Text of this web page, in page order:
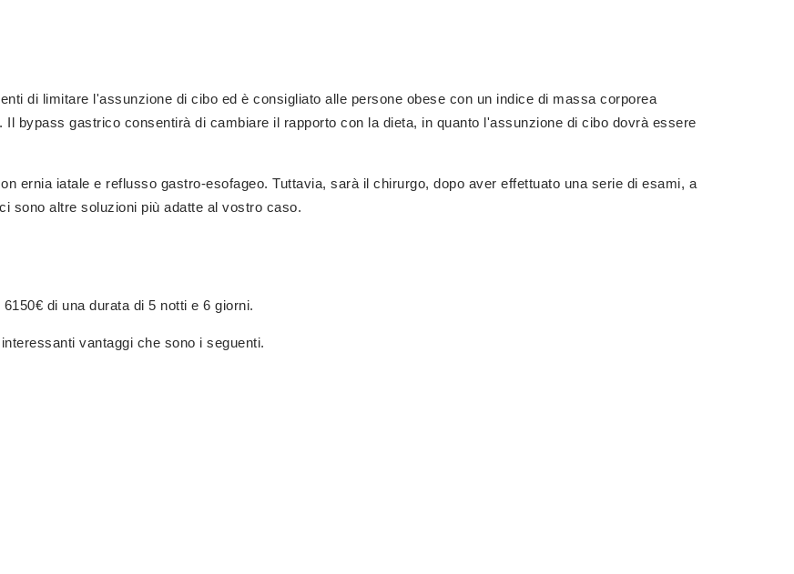
di limitare l'assunzione di cibo ed è consigliato alle persone obese con un indice di massa corporea
bypass gastrico consentirà di cambiare il rapporto con la dieta, in quanto l'assunzione di cibo dovrà essere
ernia iatale e reflusso gastro-esofageo. Tuttavia, sarà il chirurgo, dopo aver effettuato una serie di esami, a
sono altre soluzioni più adatte al vostro caso.
di una durata di 5 notti e 6 giorni.
vantaggi che sono i seguenti.